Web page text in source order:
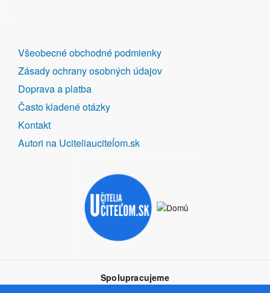
DALŠÍ
ODKAZY
Všeobecné obchodné podmienky
Zásady ochrany osobných údajov
Doprava a platba
Často kladené otázky
Kontakt
Autori na Uciteliauciteĺom.sk
Spolupracujeme